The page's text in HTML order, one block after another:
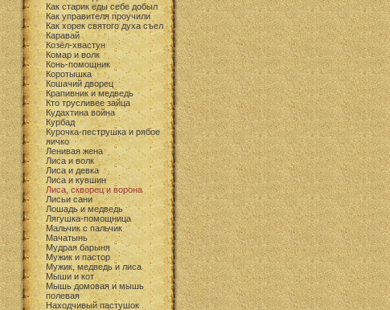
Как старик еды себе добыл
Как управителя проучили
Как хорек святого духа съел
Каравай
Козёл-хвастун
Комар и волк
Конь-помощник
Коротышка
Кошачий дворец
Крапивник и медведь
Кто трусливее зайца
Кудахтина война
Курбад
Курочка-пеструшка и рябое
яичко
Ленивая жена
Лиса и волк
Лиса и девка
Лиса и кувшин
Лиса, скворец и ворона
Лисьи сани
Лошадь и медведь
Лягушка-помощница
Мальчик с пальчик
Мачатынь
Мудрая барыня
Мужик и пастор
Мужик, медведь и лиса
Мыши и кот
Мышь домовая и мышь
полевая
Находчивый пастушок